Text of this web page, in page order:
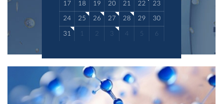
17 18 19 20 21 22 23
24 25 26 27 28 29 30
31 1 2 3 4 5 6